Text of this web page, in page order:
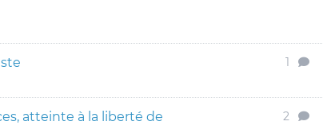
1
atteinte à la liberté de
2